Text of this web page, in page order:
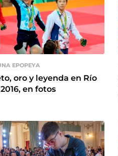
EPOPEYA
oro y leyenda en Río
en fotos